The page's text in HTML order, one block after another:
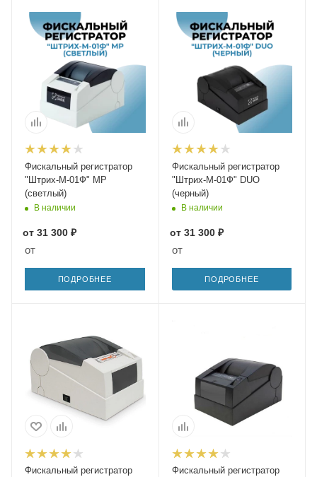
Фискальный регистратор
"Штрих-М-01Ф" МР
(светлый)
В наличии
от 31 300 ₽
от
ПОДРОБНЕЕ
Фискальный регистратор
"Штрих-М-01Ф" DUO
(черный)
В наличии
от 31 300 ₽
от
ПОДРОБНЕЕ
Фискальный регистратор
Фискальный регистратор